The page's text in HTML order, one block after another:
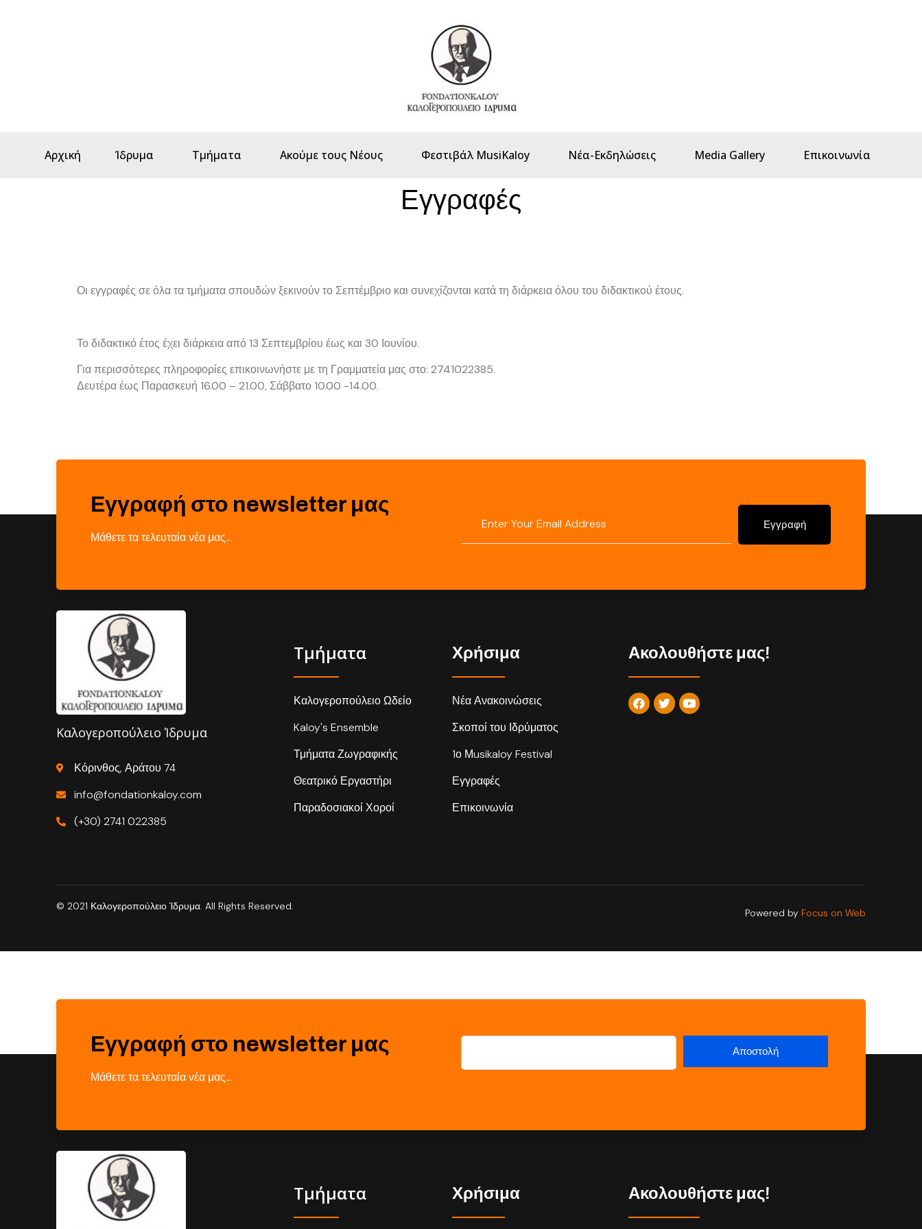
Αρχική Ίδρυμα Τμήματα Ακούμε τους Νέους Φεστιβάλ MusiKaloy Νέα-Εκδηλώσεις Media Gallery Επικοινωνία
Εγγραφές
Οι εγγραφές σε όλα τα τμήματα σπουδών ξεκινούν το Σεπτέμβριο και συνεχίζονται κατά τη διάρκεια όλου του διδακτικού έτους.
Το διδακτικό έτος έχει διάρκεια από13 Σεπτεμβρίου έως και 30 Ιουνίου.
Για περισσότερες πληροφορίες επικοινωνήστε με τη Γραμματεία μας στο: 2741022385.
Δευτέρα έως Παρασκευή 16.00 – 21.00, Σάββατο10.00 -14.00.
Εγγραφή στο newsletter μας
Μάθετε τα τελευταία νέα μας…
Εγγραφή
Καλογεροπούλειο Ίδρυμα
Κόρινθος, Αράτου 74
info@fondationkaloy.com
(+30) 2741 022385
Τμήματα
Καλογεροπούλειο Ωδείο
Kaloy's Ensemble
Τμήματα Ζωγραφικής
Θεατρικό Εργαστήρι
Παραδοσιακοί Χοροί
Χρήσιμα
Νέα Ανακοινώσεις
Σκοποί του Ιδρύματος
1ο Μusikaloy Festival
Εγγραφές
Επικοινωνία
Ακολουθήστε μας!
© 2021 Καλογεροπούλειο Ίδρυμα. All Rights Reserved.
Powered by Focus on Web
Εγγραφή στο newsletter μας
Μάθετε τα τελευταία νέα μας…
Τμήματα Χρήσιμα Ακολουθήστε μας!